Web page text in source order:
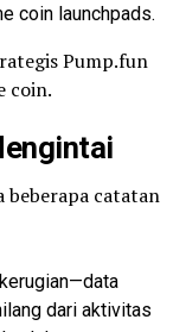
coin launchpads.
Pump.fun
coin.
beberapa catatan
dari aktivitas